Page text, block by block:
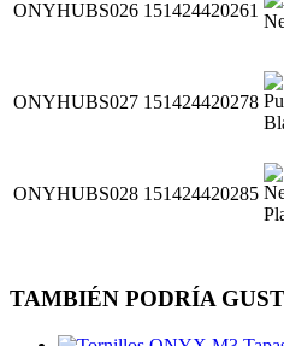
ONYHUBS026 151424420261
ONYHUBS027 151424420278
ONYHUBS028 151424420285
TAMBIÉN PODRÍA